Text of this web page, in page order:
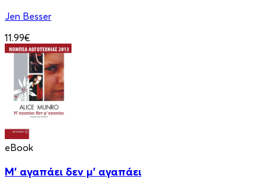
Jen Besser
11.99€
eBook
Μ' αγαπάει δεν μ' αγαπάει